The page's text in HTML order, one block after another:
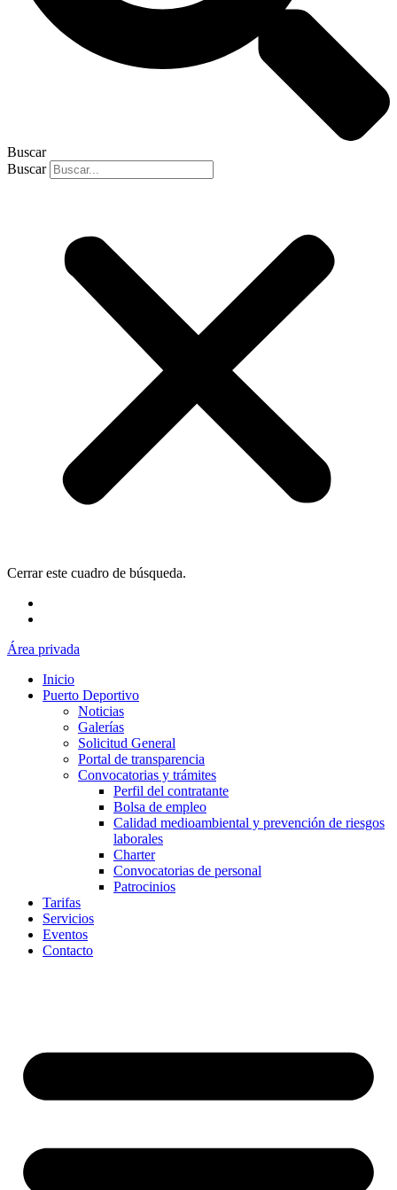
Buscar
Buscar
Cerrar este cuadro de búsqueda.
Área privada
Inicio
Puerto Deportivo
Noticias
Galerías
Solicitud General
Portal de transparencia
Convocatorias y trámites
Perfil del contratante
Bolsa de empleo
Calidad medioambiental y prevención de riesgos
laborales
Charter
Convocatorias de personal
Patrocinios
Tarifas
Servicios
Eventos
Contacto